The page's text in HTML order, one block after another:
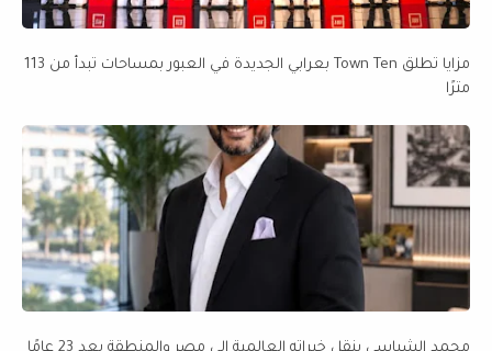
مزايا تطلق Town Ten بعرابي الجديدة في العبور بمساحات تبدأ من 113
مترًا